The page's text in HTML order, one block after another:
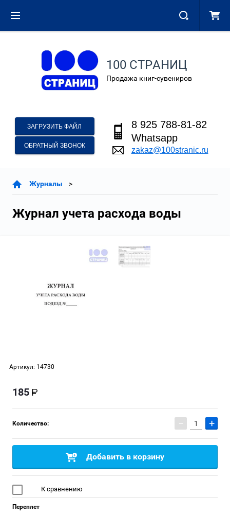
100 СТРАНИЦ
Продажа книг-сувениров
ЗАГРУЗИТЬ ФАЙЛ
ОБРАТНЫЙ ЗВОНОК
8 925 788-81-82
Whatsapp
zakaz@100stranic.ru
Журналы
Журнал учета расхода воды
Артикул: 14730
185
Количество: − +
Добавить в корзину
К сравнению
Переплет